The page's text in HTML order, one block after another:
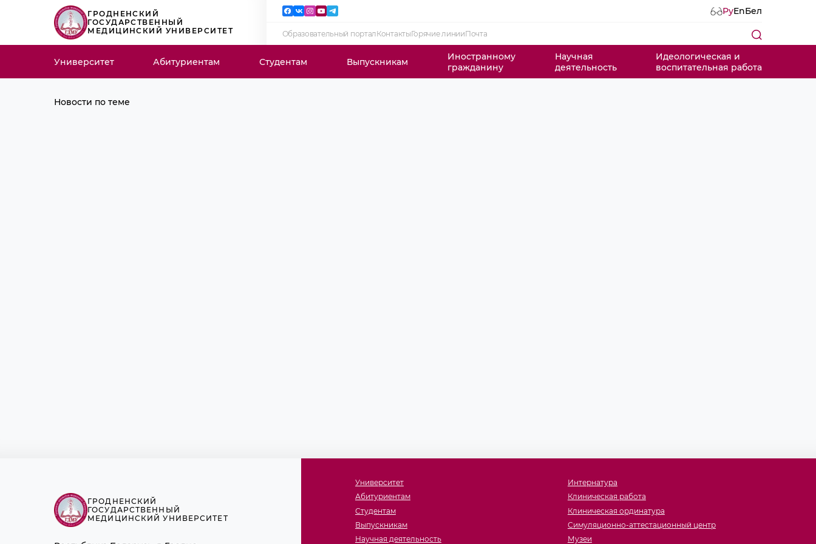
ГРОДНЕНСКИЙ
ГОСУДАРСТВЕННЫЙ
МЕДИЦИНСКИЙ УНИВЕРСИТЕТ
РуEnБел
Образовательный порталКонтактыГорячие линииПочта
Университет Абитуриентам Студентам Выпускникам
Иностранному
гражданину
Научная
деятельность
Идеологическая и
воспитательная работа
Новости по теме
ГРОДНЕНСКИЙ
ГОСУДАРСТВЕННЫЙ
МЕДИЦИНСКИЙ УНИВЕРСИТЕТ
Университет
Абитуриентам
Студентам
Выпускникам
Научная деятельность
Интернатура
Клиническая работа
Клиническая ординатура
Симуляционно-аттестационный центр
Музеи